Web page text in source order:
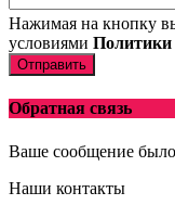
Нажимая на кнопку
условиями Политики
Отправить
Обратная связь
Ваше сообщение
Наши контакты